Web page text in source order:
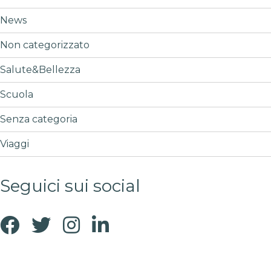
News
Non categorizzato
Salute&Bellezza
Scuola
Senza categoria
Viaggi
Seguici sui social